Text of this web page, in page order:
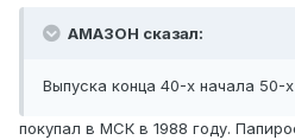
AMA3OH сказал:
Выпуска конца 40-х начала 50-
покупал в МСК в 1988 году.